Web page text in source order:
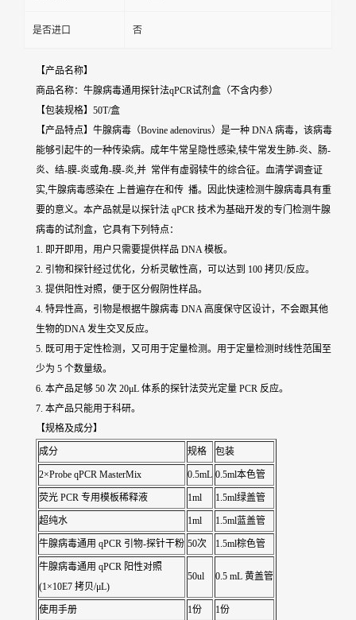
是否进口 否
【产品名称】
商品名称：牛腺病毒通用探针法qPCR试剂盒（不含内参）
【包装规格】50T/盒
【产品特点】牛腺病毒（Bovine adenovirus）是一种 DNA 病毒，该病毒
能够引起牛的一种传染病。成年牛常呈隐性感染,犊牛常发生肺-炎、肠-
炎、结-膜-炎或角-膜-炎,并 常伴有虚弱犊牛的综合征。血清学调查证
实,牛腺病毒感染在 上普遍存在和传 播。因此快速检测牛腺病毒具有重
要的意义。本产品就是以探针法 qPCR 技术为基础开发的专门检测牛腺
病毒的试剂盒，它具有下列特点：
1. 即开即用，用户只需要提供样品 DNA 模板。
2. 引物和探针经过优化，分析灵敏性高，可以达到 100 拷贝/反应。
3. 提供阳性对照，便于区分假阴性样品。
4. 特异性高，引物是根据牛腺病毒 DNA 高度保守区设计，不会跟其他
生物的DNA 发生交叉反应。
5. 既可用于定性检测，又可用于定量检测。用于定量检测时线性范围至
少为 5 个数量级。
6. 本产品足够 50 次 20μL 体系的探针法荧光定量 PCR 反应。
7. 本产品只能用于科研。
【规格及成分】
成分 规格 包装
2×Probe qPCR MasterMix 0.5mL 0.5ml本色管
荧光 PCR 专用模板稀释液 1ml 1.5ml绿盖管
超纯水 1ml 1.5ml蓝盖管
牛腺病毒通用 qPCR 引物-探针干粉 50次 1.5ml棕色管
牛腺病毒通用 qPCR 阳性对照
(1×10E7 拷贝/μL)
50ul 0.5 mL 黄盖管
使用手册 1份 1份